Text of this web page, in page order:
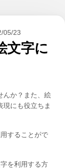
05/23
文字に
んか？また、絵
現にも役立ちま
することがで
を利用する方